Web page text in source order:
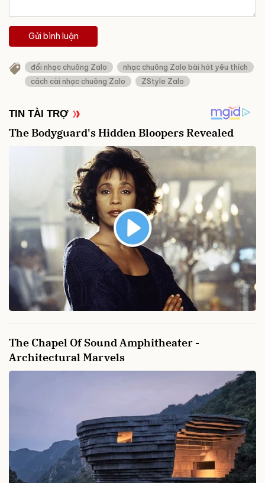
Gửi bình luận
đổi nhạc chuông Zalo
nhạc chuông Zalo bài hát yêu thích
cách cài nhạc chuông Zalo
ZStyle Zalo